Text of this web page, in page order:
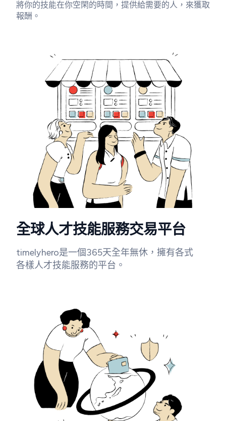
將你的技能在你空閑的時間，提供給需要的人，來獲取
報酬。
全球人才技能服務交易平台
timelyhero是一個365天全年無休，擁有各式
各樣人才技能服務的平台。